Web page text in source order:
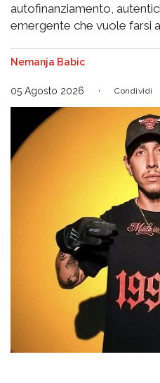
autofinanziamento,
emergente che vuole farsi
Nemanja Babic
05 Agosto 2026 Condividi